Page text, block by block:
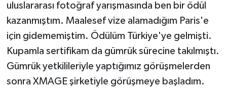
uluslararası fotoğraf yarışmasında ben bir ödül
kazanmıştım. Maalesef vize alamadığım Paris'e
için gidememiştim. Ödülüm Türkiye'ye gelmişti.
Kupamla sertifikam da gümrük sürecine takılmıştı.
Gümrük yetkilileriyle yaptığımız görüşmelerden
sonra XMAGE şirketiyle görüşmeye başladım.